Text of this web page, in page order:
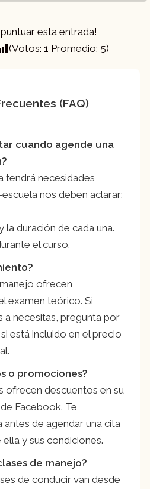
esta entrada!
(Votos: 1 Promedio: 5)
(FAQ)
cuando agende una
tendrá necesidades
nos deben aclarar:
la duración de cada una.
el curso.
ofrecen
examen teórico. Si
a necesitas, pregunta por
está incluido en el precio
o promociones?
ofrecen descuentos en su
Facebook. Te
de agendar una cita
y sus condiciones.
de manejo?
de conducir van desde